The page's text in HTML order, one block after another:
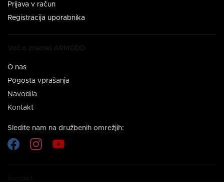
Prijava v račun
Registracija uporabnika
Več o znamki ARMODD
O nas
Pogosta vprašanja
Navodila
Kontakt
Sledite nam na družbenih omrežjih: